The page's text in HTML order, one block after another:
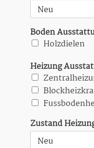
Boden
Holzdielen
Heizung
Zustand